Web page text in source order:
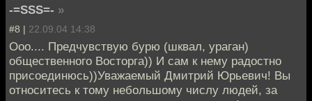
-=SSS=- »
#8 | 22.09.04 14:38
Ооо.... Предчувствую бурю (шквал, ураган)
общественного Восторга)) И сам к нему радостно
присоединюсь))Уважаемый Дмитрий Юрьевич! Вы
относитесь к тому небольшому числу людей, за